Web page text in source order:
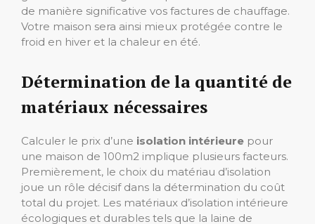
de manière significative vos factures de chauffage.
Votre maison sera ainsi mieux protégée contre le
froid en hiver et la chaleur en été.
Détermination de la quantité de
matériaux nécessaires
Calculer le prix d’une isolation intérieure pour
une maison de 100m2 implique plusieurs facteurs.
Premièrement, le choix du matériau d’isolation
joue un rôle décisif dans la détermination du coût
total du projet. Les matériaux d’isolation intérieure
écologiques et durables tels que la laine de